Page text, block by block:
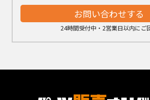
お問い合わせする
24時間受付中・2営業日以内にご